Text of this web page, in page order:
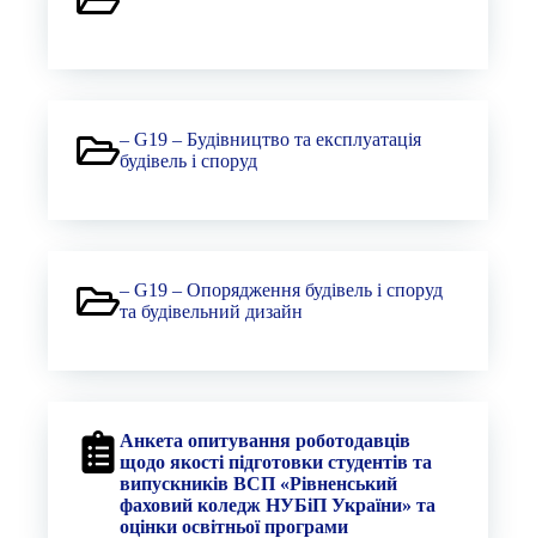
– G19 – Будівництво та експлуатація
будівель і споруд
– G19 – Опорядження будівель і споруд
та будівельний дизайн
Анкета опитування роботодавців
щодо якості підготовки студентів та
випускників ВСП «Рівненський
фаховий коледж НУБіП України» та
оцінки освітньої програми